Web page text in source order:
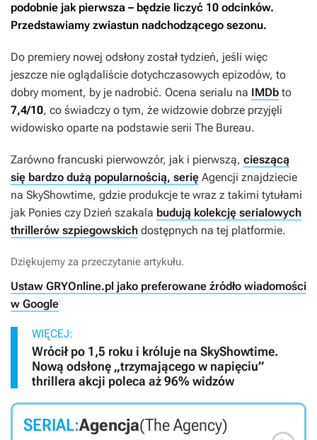
podobnie jak pierwsza – będzie liczyć 10 odcinków.
Przedstawiamy zwiastun nadchodzącego sezonu.
Do premiery nowej odsłony został tydzień, jeśli więc
jeszcze nie oglądaliście dotychczasowych epizodów, to
dobry moment, by je nadrobić. Ocena serialu na IMDb to
7,4/10, co świadczy o tym, że widzowie dobrze przyjęli
widowisko oparte na podstawie serii The Bureau.
Zarówno francuski pierwowzór, jak i pierwszą, cieszącą
się bardzo dużą popularnością, serię Agencji znajdziecie
na SkyShowtime, gdzie produkcje te wraz z takimi tytułami
jak Ponies czy Dzień szakala budują kolekcję serialowych
thrillerów szpiegowskich dostępnych na tej platformie.
Dziękujemy za przeczytanie artykułu.
Ustaw GRYOnline.pl jako preferowane źródło wiadomości
w Google
WIĘCEJ:
Wrócił po 1,5 roku i króluje na SkyShowtime.
Nową odsłonę „trzymającego w napięciu”
thrillera akcji poleca aż 96% widzów
SERIAL:Agencja(The Agency)